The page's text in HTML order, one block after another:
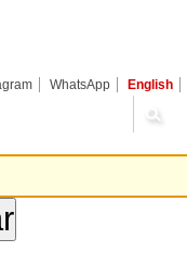
WhatsApp English